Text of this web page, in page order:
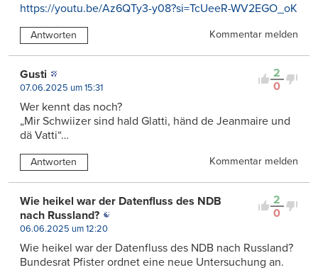
https://youtu.be/Az6QTy3-y08?si=TcUeeR-WV2EGO_oK
Antworten Kommentar melden
2
0
Gusti
07.06.2025 um 15:31
Wer kennt das noch?
„Mir Schwiizer sind hald Glatti, händ de Jeanmaire und
dä Vatti“…
Antworten Kommentar melden
2
0
Wie heikel war der Datenfluss des NDB
nach Russland?
06.06.2025 um 12:20
Wie heikel war der Datenfluss des NDB nach Russland?
Bundesrat Pfister ordnet eine neue Untersuchung an.